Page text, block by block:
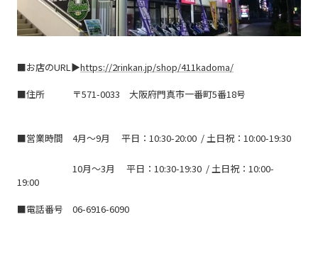
■お店のURL▶https://2rinkan.jp/shop/411kadoma/
■住所 〒571-0033 大阪府門真市一番町5番18号
■営業時間 4月〜9月 平日 ： 10:30-20:00 /土日祝： 10:00-19:30
10月〜3月 平日 ： 10:30-19:30 /土日祝： 10:00-
19:00
■電話番号 06-6916-6090